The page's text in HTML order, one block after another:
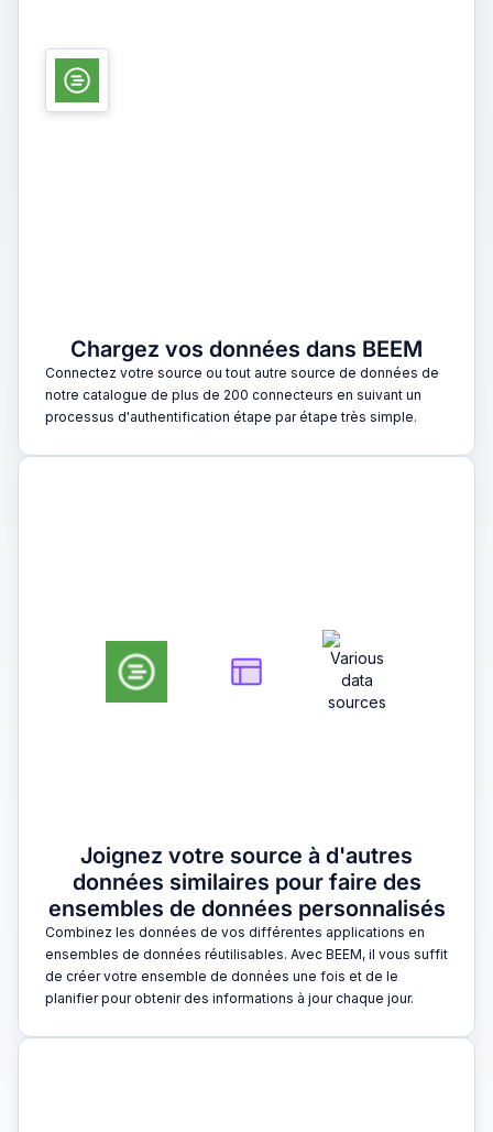
Chargez vos données dans BEEM
Connectez votre source ou tout autre source de données de
notre catalogue de plus de 200 connecteurs en suivant un
processus d'authentification étape par étape très simple.
Joignez votre source à d'autres
données similaires pour faire des
ensembles de données personnalisés
Combinez les données de vos différentes applications en
ensembles de données réutilisables. Avec BEEM, il vous suffit
de créer votre ensemble de données une fois et de le
planifier pour obtenir des informations à jour chaque jour.